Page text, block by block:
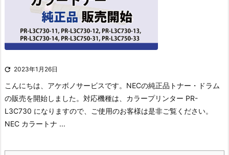
 2023年1月26日
こんにちは、アケボノサービスです。 NECの純正品トナー・ドラム
の販売を開始しました。 対応機種は、カラープリンター PR-
L3C730 になりますので、ご使用のお客様は是非ご覧ください。
NEC カラートナ ...